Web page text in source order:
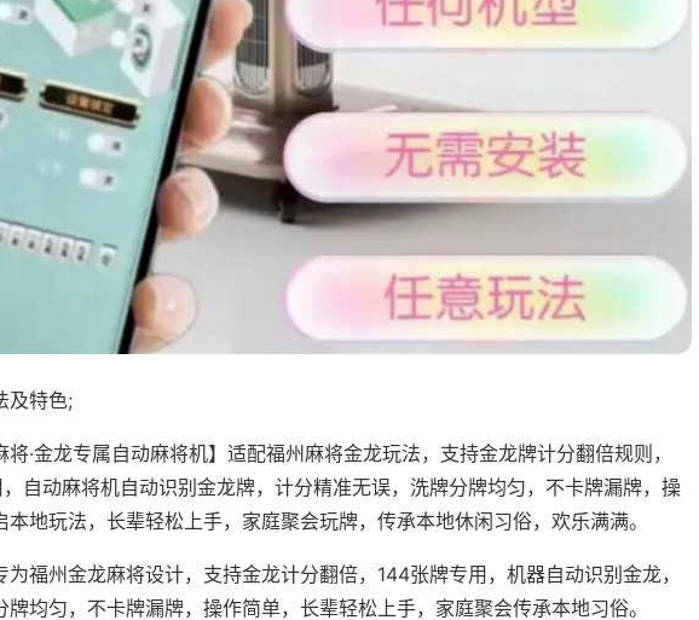
及特色;
将·金龙专属自动麻将机】适配福州麻将金龙玩法，支持金龙牌计分翻倍规则，
自动麻将机自动识别金龙牌，计分精准无误，洗牌分牌均匀，不卡牌漏牌，操
地玩法，长辈轻松上手，家庭聚会玩牌，传承本地休闲习俗，欢乐满满。
为福州金龙麻将设计，支持金龙计分翻倍，144张牌专用，机器自动识别金龙，
均匀，不卡牌漏牌，操作简单，长辈轻松上手，家庭聚会传承本地习俗。